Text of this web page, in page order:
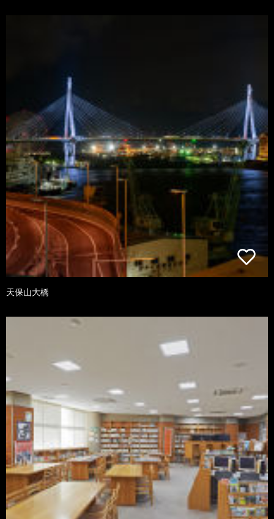
天保山大橋